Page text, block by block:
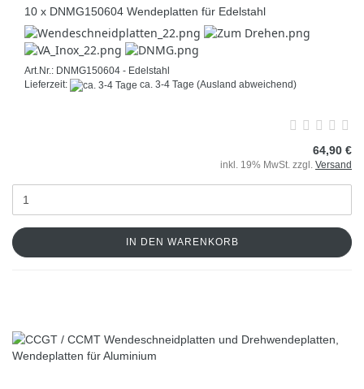
10 x DNMG150604 Wendeplatten für Edelstahl
Art.Nr.: DNMG150604 - Edelstahl
Lieferzeit:
ca. 3-4 Tage (Ausland abweichend)
64,90 €
inkl. 19% MwSt. zzgl. Versand
IN DEN WARENKORB